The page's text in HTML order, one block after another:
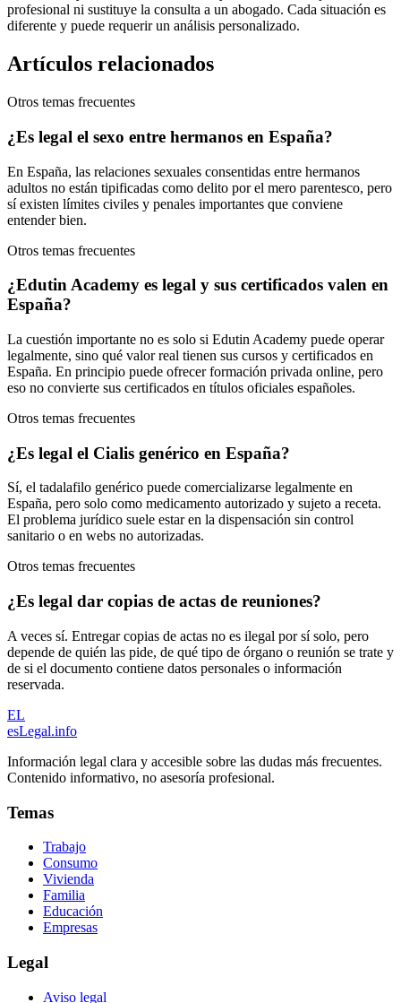
profesional ni sustituye la consulta a un abogado. Cada situación es
diferente y puede requerir un análisis personalizado.
Artículos relacionados
Otros temas frecuentes
¿Es legal el sexo entre hermanos en España?
En España, las relaciones sexuales consentidas entre hermanos
adultos no están tipificadas como delito por el mero parentesco, pero
sí existen límites civiles y penales importantes que conviene
entender bien.
Otros temas frecuentes
¿Edutin Academy es legal y sus certificados valen en
España?
La cuestión importante no es solo si Edutin Academy puede operar
legalmente, sino qué valor real tienen sus cursos y certificados en
España. En principio puede ofrecer formación privada online, pero
eso no convierte sus certificados en títulos oficiales españoles.
Otros temas frecuentes
¿Es legal el Cialis genérico en España?
Sí, el tadalafilo genérico puede comercializarse legalmente en
España, pero solo como medicamento autorizado y sujeto a receta.
El problema jurídico suele estar en la dispensación sin control
sanitario o en webs no autorizadas.
Otros temas frecuentes
¿Es legal dar copias de actas de reuniones?
A veces sí. Entregar copias de actas no es ilegal por sí solo, pero
depende de quién las pide, de qué tipo de órgano o reunión se trate y
de si el documento contiene datos personales o información
reservada.
EL
esLegal.info
Información legal clara y accesible sobre las dudas más frecuentes.
Contenido informativo, no asesoría profesional.
Temas
Trabajo
Consumo
Vivienda
Familia
Educación
Empresas
Legal
Aviso legal